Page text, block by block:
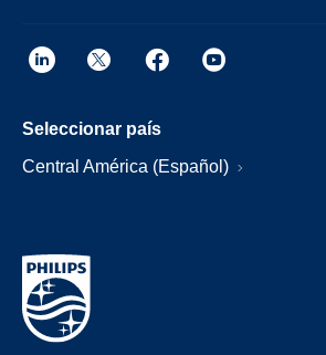
Seleccionar país
Central América (Español)